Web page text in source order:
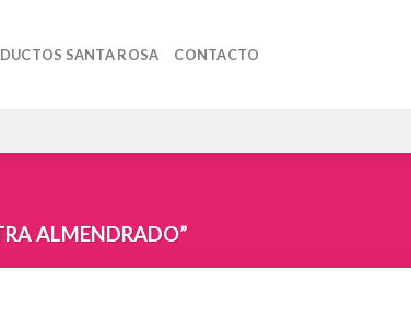
SANTA ROSA CONTACTO
ALMENDRADO”